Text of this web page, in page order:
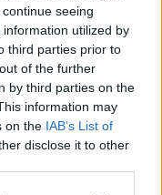
seeing
utilized by
third parties prior to
of the further
by third parties on the
information may
on the IAB’s List of
disclose it to other
καιλειτουργία
που
Δικαστικών
Δικαστικών